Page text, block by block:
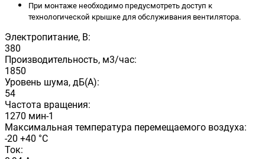
При монтаже необходимо предусмотреть доступ к
технологической крышке для обслуживания вентилятора.
Электропитание, В:
380
Производительность, м3/час:
1850
Уровень шума, дБ(А):
54
Частота вращения:
1270 мин-1
Максимальная температура перемещаемого воздуха:
-20 +40 °С
Ток: